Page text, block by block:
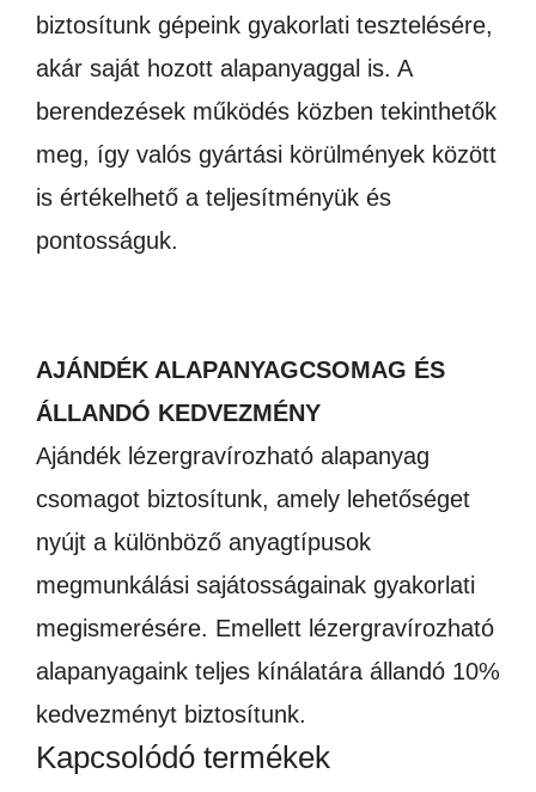
biztosítunk gépeink gyakorlati tesztelésére,
akár saját hozott alapanyaggal is. A
berendezések működés közben tekinthetők
meg, így valós gyártási körülmények között
is értékelhető a teljesítményük és
pontosságuk.
AJÁNDÉK ALAPANYAGCSOMAG ÉS
ÁLLANDÓ KEDVEZMÉNY
Ajándék lézergravírozható alapanyag
csomagot biztosítunk, amely lehetőséget
nyújt a különböző anyagtípusok
megmunkálási sajátosságainak gyakorlati
megismerésére. Emellett lézergravírozható
alapanyagaink teljes kínálatára állandó 10%
kedvezményt biztosítunk.
Kapcsolódó termékek